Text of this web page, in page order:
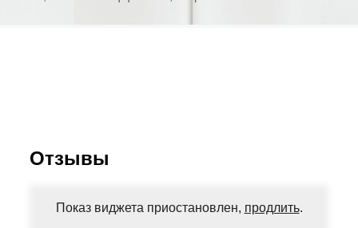
Отзывы
Показ виджета приостановлен, продлить.